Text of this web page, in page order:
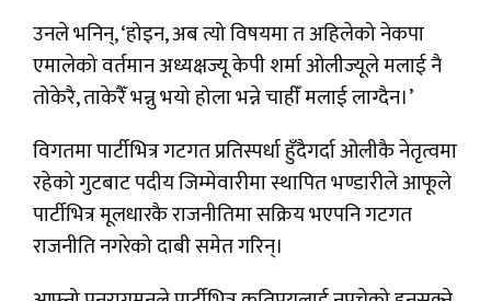
उनले भनिन्, ‘होइन, अब त्यो विषयमा त अहिलेको नेकपा
एमालेको वर्तमान अध्यक्षज्यू केपी शर्मा ओलीज्यूले मलाई नै
तोकेरै, ताकेरैँ भन्नु भयो होला भन्ने चाहीँ मलाई लाग्दैन।’
विगतमा पार्टीभित्र गटगत प्रतिस्पर्धा हुँदैगर्दा ओलीकै नेतृत्वमा
रहेको गुटबाट पदीय जिम्मेवारीमा स्थापित भण्डारीले आफूले
पार्टीभित्र मूलधारकै राजनीतिमा सक्रिय भएपनि गटगत
राजनीति नगरेको दाबी समेत गरिन्।